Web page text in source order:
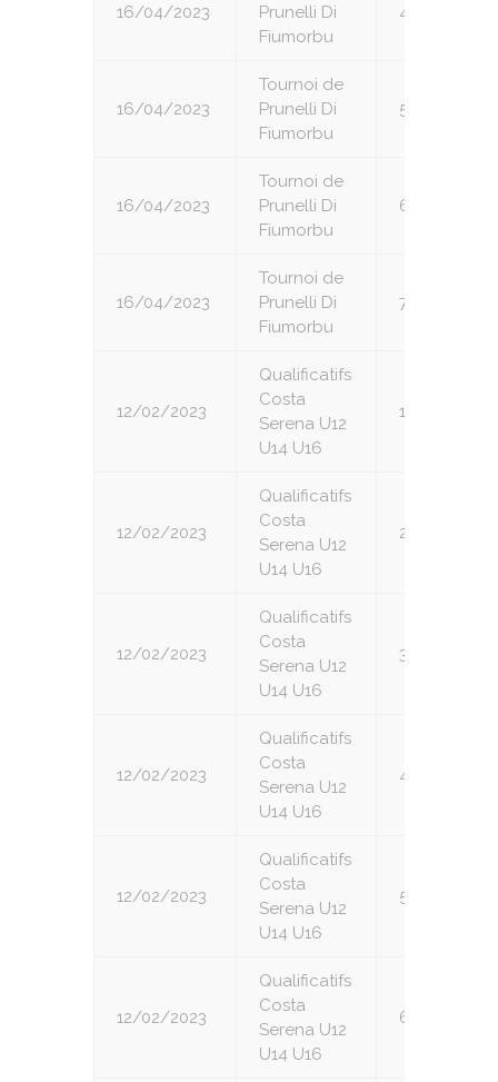
16/04/2023
Prunelli Di
Fiumorbu
4
16/04/2023
Tournoi de
Prunelli Di
Fiumorbu
5
16/04/2023
Tournoi de
Prunelli Di
Fiumorbu
6
16/04/2023
Tournoi de
Prunelli Di
Fiumorbu
7
12/02/2023
Qualificatifs
Costa
Serena U12
U14 U16
1
12/02/2023
Qualificatifs
Costa
Serena U12
U14 U16
2
12/02/2023
Qualificatifs
Costa
Serena U12
U14 U16
3
12/02/2023
Qualificatifs
Costa
Serena U12
U14 U16
4
12/02/2023
Qualificatifs
Costa
Serena U12
U14 U16
5
12/02/2023
Qualificatifs
Costa
Serena U12
U14 U16
6